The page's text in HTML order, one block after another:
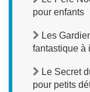
pour enfants
Les
fantastique à
Le Secret
pour petits